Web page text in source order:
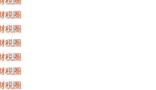
税圈
税圈
税圈
税圈
税圈
税圈